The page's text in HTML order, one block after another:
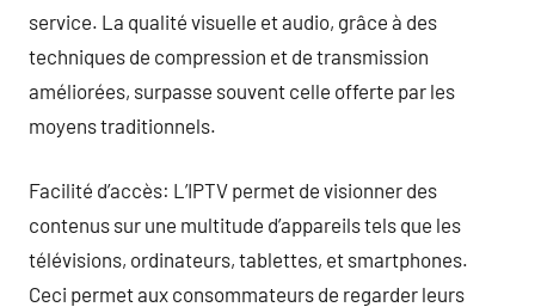
service. La qualité visuelle et audio, grâce à des
techniques de compression et de transmission
améliorées, surpasse souvent celle offerte par les
moyens traditionnels.
Facilité d’accès: L’IPTV permet de visionner des
contenus sur une multitude d’appareils tels que les
télévisions, ordinateurs, tablettes, et smartphones.
Ceci permet aux consommateurs de regarder leurs